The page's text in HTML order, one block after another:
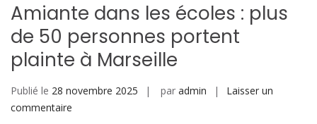
Amiante dans les écoles : plus
de 50 personnes portent
plainte à Marseille
Publié le 28 novembre 2025 par admin
Laisser un
commentaire